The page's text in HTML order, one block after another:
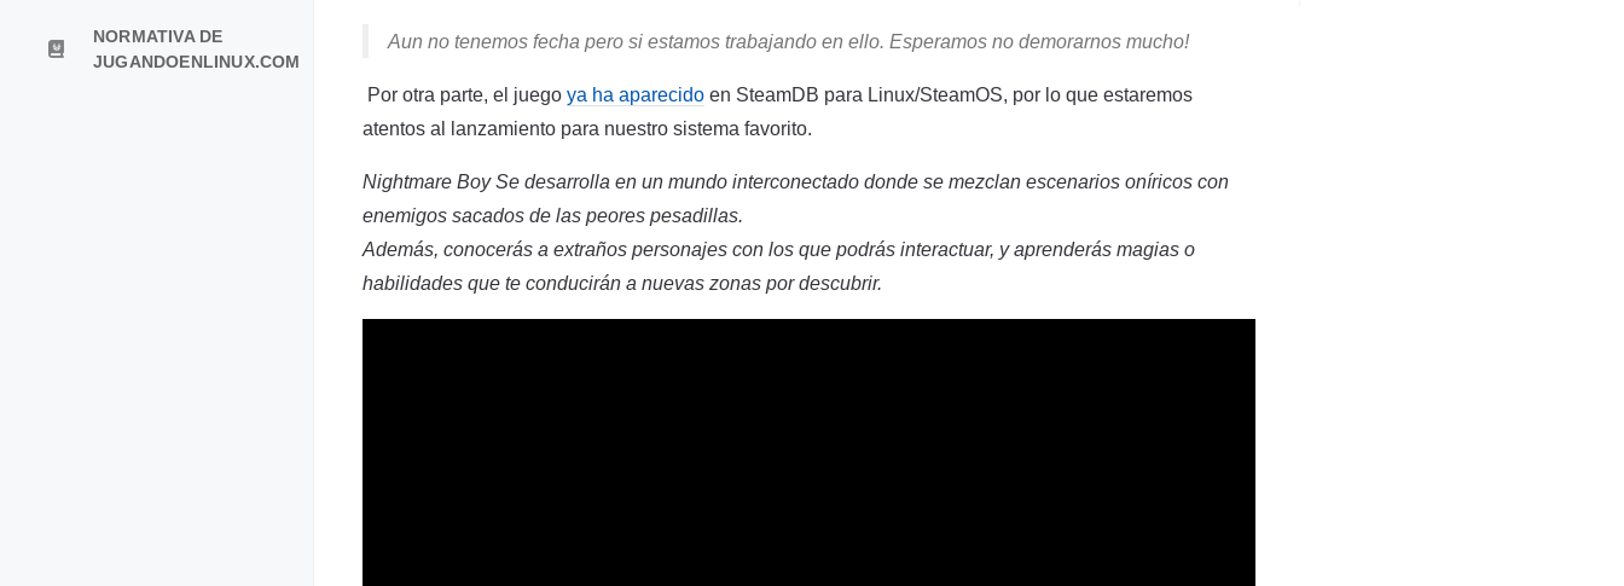
NORMATIVA DE
JUGANDOENLINUX.COM
Aun no tenemos fecha pero si estamos trabajando en ello. Esperamos no demorarnos mucho!
Por otra parte, el juego ya ha aparecido en SteamDB para Linux/SteamOS, por lo que estaremos
atentos al lanzamiento para nuestro sistema favorito.
Nightmare Boy Se desarrolla en un mundo interconectado donde se mezclan escenarios oníricos con
enemigos sacados de las peores pesadillas.
Además, conocerás a extraños personajes con los que podrás interactuar, y aprenderás magias o
habilidades que te conducirán a nuevas zonas por descubrir.